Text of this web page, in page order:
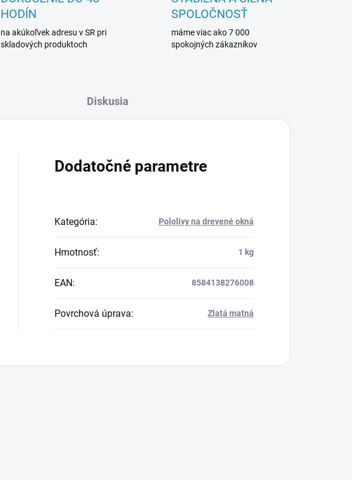
HODÍN
na akúkoľvek adresu v SR pri
skladových produktoch
SPOLOČNOSŤ
máme viac ako 7 000
spokojných zákazníkov
Diskusia
Dodatočné parametre
Kategória: Pololivy na drevené okná
Hmotnosť: 1 kg
EAN: 8584138276008
Povrchová úprava: Zlatá matná